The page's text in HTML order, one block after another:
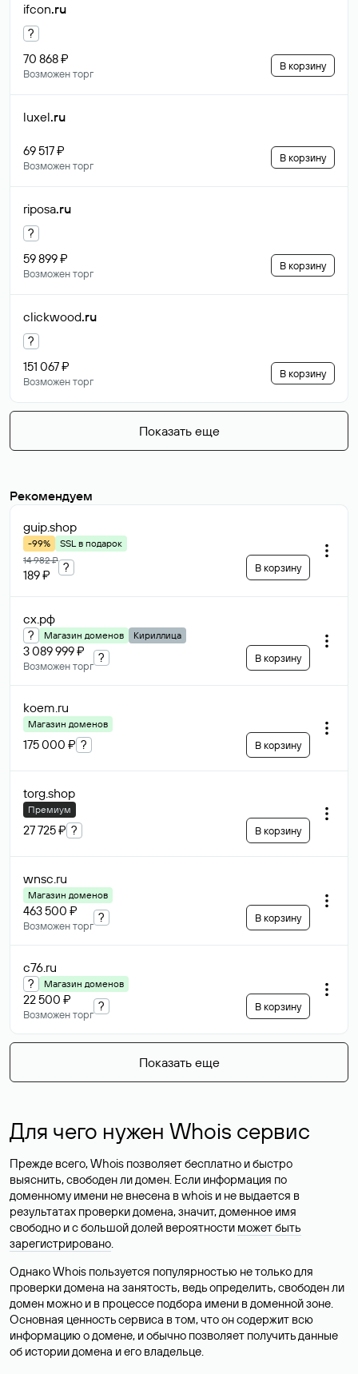
ifcon.ru
?
70 868 ₽
Возможен торг
В корзину
luxel.ru
69 517 ₽
Возможен торг
В корзину
riposa.ru
?
59 899 ₽
Возможен торг
В корзину
clickwood.ru
?
151 067 ₽
Возможен торг
В корзину
Показать еще
Рекомендуем
guip.shop
-99%
SSL в подарок
14 982 ₽
189 ₽
? В корзину
сх.рф
? Магазин доменов Кириллица
3 089 999 ₽
Возможен торг
? В корзину
koem.ru
Магазин доменов
175 000 ₽ ? В корзину
torg.shop
Премиум
27 725 ₽ ? В корзину
wnsc.ru
Магазин доменов
463 500 ₽
Возможен торг
? В корзину
c76.ru
? Магазин доменов
22 500 ₽
Возможен торг
? В корзину
Показать еще
Для чего нужен Whois сервис
Прежде всего, Whois позволяет бесплатно и быстро
выяснить, свободен ли домен. Если информация по
доменному имени не внесена в whois и не выдается в
результатах проверки домена, значит, доменное имя
свободно и с большой долей вероятности может быть
зарегистрировано.
Однако Whois пользуется популярностью не только для
проверки домена на занятость, ведь определить, свободен ли
домен можно и в процессе подбора имени в доменной зоне.
Основная ценность сервиса в том, что он содержит всю
информацию о домене, и обычно позволяет получить данные
об истории домена и его владельце.